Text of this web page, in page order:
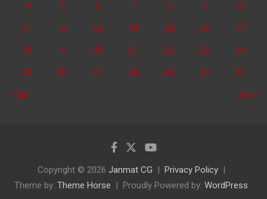
4 5 6 7 8 9 10
11 12 13 14 15 16 17
18 19 20 21 22 23 24
25 26 27 28 29 30 31
« Apr Jun »
Copyright © 2026 Janmat CG
Privacy Policy
Theme by: Theme Horse Proudly Powered by: WordPress